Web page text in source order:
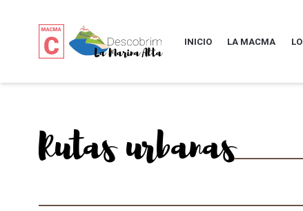
INICIO LA MACMA
Rutas urbanas